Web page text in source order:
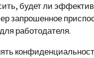
будет ли
запрошенное
работодателя.